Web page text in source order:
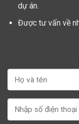
dự án.
Được tư vấn về